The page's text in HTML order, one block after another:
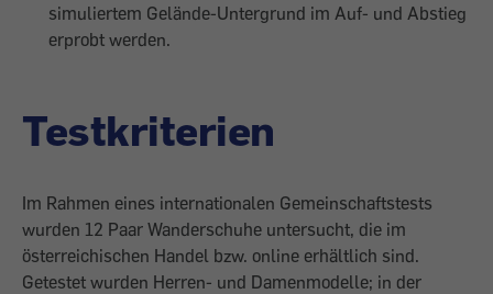
simuliertem Gelände-Untergrund im Auf- und Abstieg
erprobt werden.
Testkriterien
Im Rahmen eines internationalen Gemeinschaftstests
wurden 12 Paar Wanderschuhe untersucht, die im
österreichischen Handel bzw. online erhältlich sind.
Getestet wurden Herren- und Damenmodelle; in der